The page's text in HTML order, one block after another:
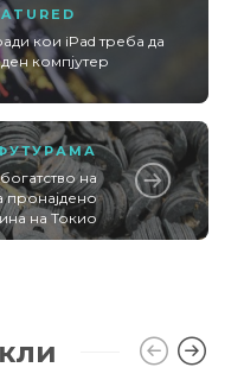
кои iPad треба да
компјутер
на
пронајдено
на Токио